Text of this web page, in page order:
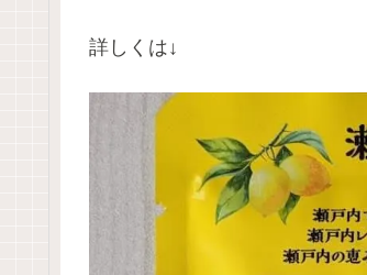
詳しくは↓